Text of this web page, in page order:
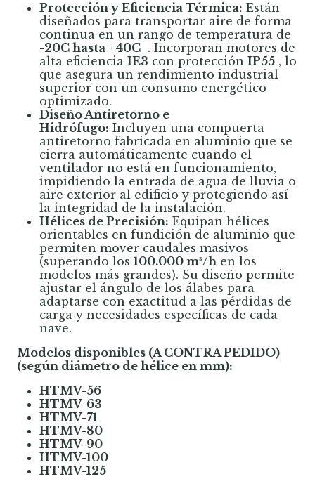
Protección y Eficiencia Térmica: Están
diseñados para transportar aire de forma
continua en un rango de temperatura de
-20C hasta +40C . Incorporan motores de
alta eficiencia IE3 con protección IP55 , lo
que asegura un rendimiento industrial
superior con un consumo energético
optimizado.
Diseño Antiretorno e
Hidrófugo: Incluyen una compuerta
antiretorno fabricada en aluminio que se
cierra automáticamente cuando el
ventilador no está en funcionamiento,
impidiendo la entrada de agua de lluvia o
aire exterior al edificio y protegiendo así
la integridad de la instalación.
Hélices de Precisión: Equipan hélices
orientables en fundición de aluminio que
permiten mover caudales masivos
(superando los 100.000 m³/h en los
modelos más grandes). Su diseño permite
ajustar el ángulo de los álabes para
adaptarse con exactitud a las pérdidas de
carga y necesidades específicas de cada
nave.
Modelos disponibles (A CONTRA PEDIDO)
(según diámetro de hélice en mm):
HTMV-56
HTMV-63
HTMV-71
HTMV-80
HTMV-90
HTMV-100
HTMV-125